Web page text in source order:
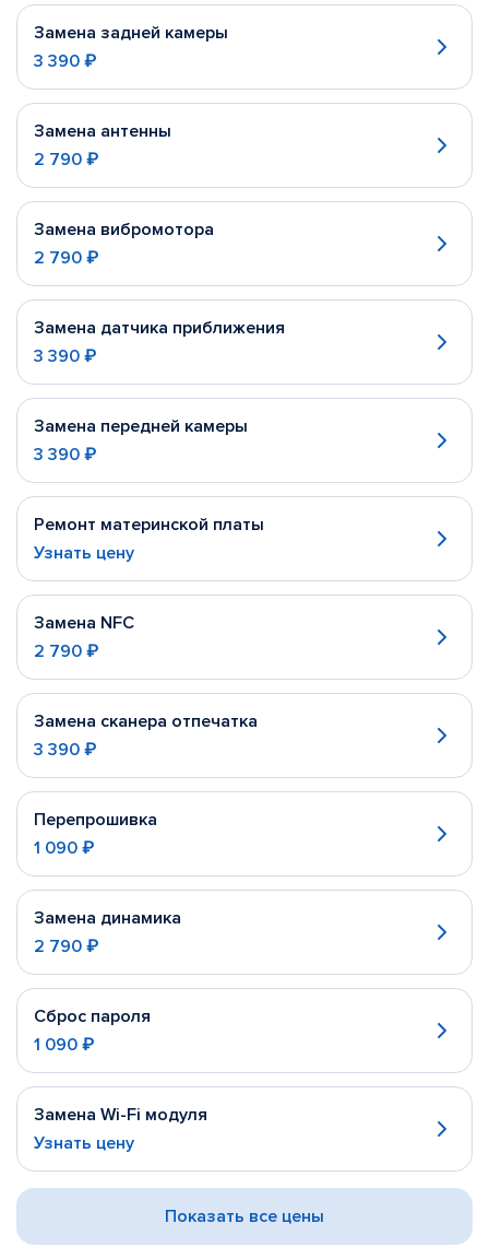
Замена задней камеры
3 390 ₽
Замена антенны
2 790 ₽
Замена вибромотора
2 790 ₽
Замена датчика приближения
3 390 ₽
Замена передней камеры
3 390 ₽
Ремонт материнской платы
Узнать цену
Замена NFC
2 790 ₽
Замена сканера отпечатка
3 390 ₽
Перепрошивка
1 090 ₽
Замена динамика
2 790 ₽
Сброс пароля
1 090 ₽
Замена Wi-Fi модуля
Узнать цену
Показать все цены